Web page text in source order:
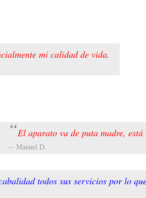
mi calidad de vida.
El aparato va de puta madre, está
Manuel D.
todos sus servicios por lo